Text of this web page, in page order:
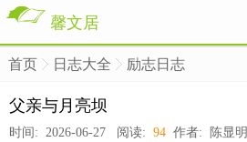
馨文居
首页 日志大全 励志日志
父亲与月亮坝
时间: 2026-06-27 阅读: 94 作者: 陈显明